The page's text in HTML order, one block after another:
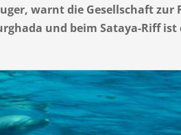
warnt die Gesellschaft zur
und beim Sataya-Riff